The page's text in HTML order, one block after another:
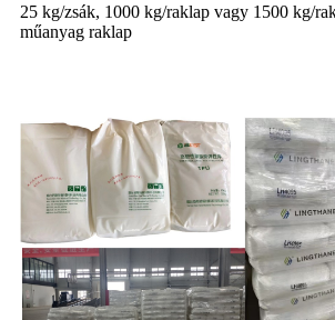
25 kg/zsák, 1000 kg/raklap vagy 1500 kg/
műanyag raklap